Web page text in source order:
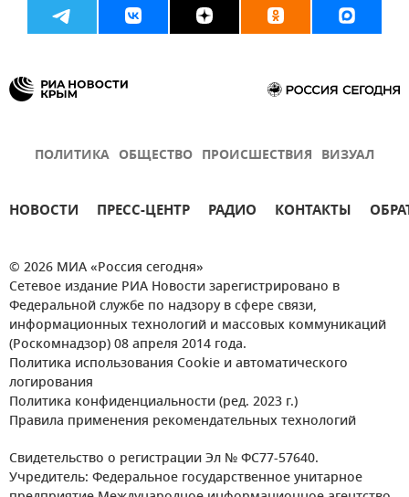
ПОЛИТИКА ОБЩЕСТВО ПРОИСШЕСТВИЯ ВИЗУАЛ
НОВОСТИ ПРЕСС-ЦЕНТР РАДИО КОНТАКТЫ
© 2026 МИА «Россия сегодня»
Сетевое издание РИА Новости зарегистрировано в
Федеральной службе по надзору в сфере связи,
информационных технологий и массовых коммуникаций
(Роскомнадзор) 08 апреля 2014 года.
Политика использования Cookie и автоматического
логирования
Политика конфиденциальности (ред. 2023 г.)
Правила применения рекомендательных технологий
Свидетельство о регистрации Эл № ФС77-57640.
Учредитель: Федеральное государственное унитарное